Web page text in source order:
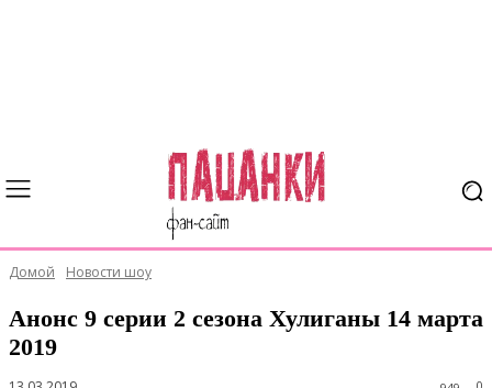
Домой Новости шоу
Анонс 9 серии 2 сезона Хулиганы 14 марта
2019